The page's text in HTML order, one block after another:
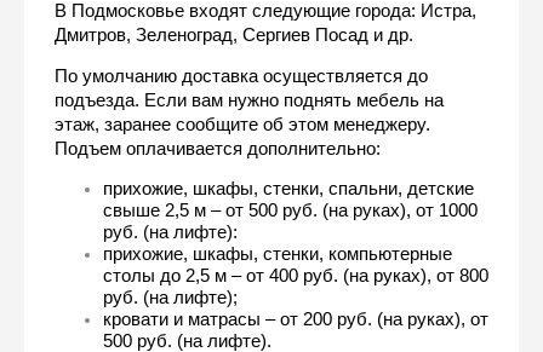
В Подмосковье входят следующие города: Истра,
Дмитров, Зеленоград, Сергиев Посад и др.
По умолчанию доставка осуществляется до
подъезда. Если вам нужно поднять мебель на
этаж, заранее сообщите об этом менеджеру.
Подъем оплачивается дополнительно:
прихожие, шкафы, стенки, спальни, детские
свыше 2,5 м – от 500 руб. (на руках), от 1000
руб. (на лифте):
прихожие, шкафы, стенки, компьютерные
столы до 2,5 м – от 400 руб. (на руках), от 800
руб. (на лифте);
кровати и матрасы – от 200 руб. (на руках), от
500 руб. (на лифте).